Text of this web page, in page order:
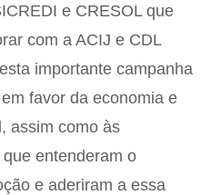
e CRESOL que
com a ACIJ e CDL
importante campanha
favor da economia e
assim como às
entenderam o
e aderiram a essa